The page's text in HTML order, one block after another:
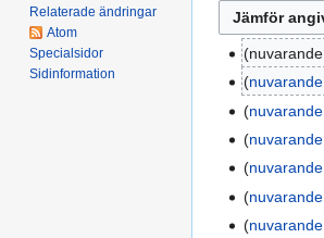
31
maj
2026
nuvarande
nuvarande
28
mars
2026
nuvarande
nuvarande
nuvarande
nuvarande
nuvarande
Relaterade ändringar
Atom
Specialsidor
Sidinformation